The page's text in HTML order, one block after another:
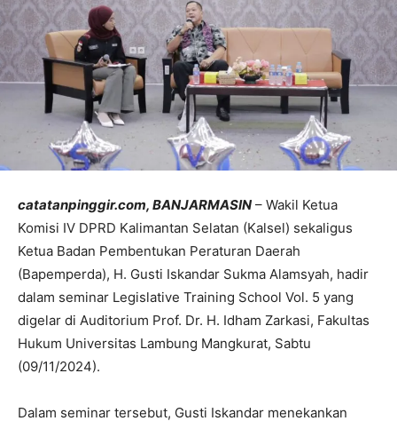
catatanpinggir.com, BANJARMASIN – Wakil Ketua
Komisi IV DPRD Kalimantan Selatan (Kalsel) sekaligus
Ketua Badan Pembentukan Peraturan Daerah
(Bapemperda), H. Gusti Iskandar Sukma Alamsyah, hadir
dalam seminar Legislative Training School Vol. 5 yang
digelar di Auditorium Prof. Dr. H. Idham Zarkasi, Fakultas
Hukum Universitas Lambung Mangkurat, Sabtu
(09/11/2024).
Dalam seminar tersebut, Gusti Iskandar menekankan